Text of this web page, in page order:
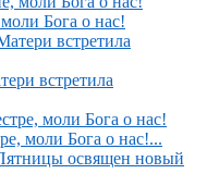
Бога о нас!
встретила
моли Бога о нас!...